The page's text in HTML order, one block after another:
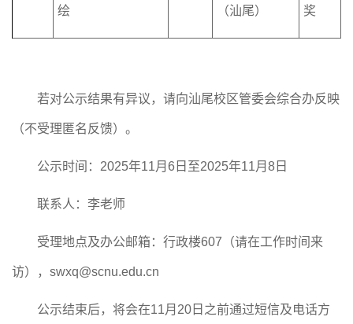
绘 （汕尾） 奖
若对公示结果有异议，请向汕尾校区管委会综合办反映
（不受理匿名反馈）。
公示时间： 2025年11月 6 日至2025年11月 8 日
联系人：李老师
受理地点及办公邮箱：行政楼607 （请在工作时间来
访）， swxq@scnu.edu.cn
公示结束后，将会在11月 20 日之前通过短信及电话方